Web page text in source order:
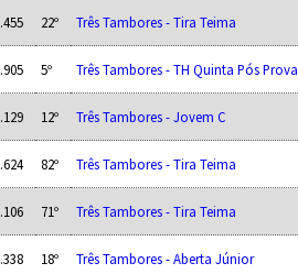
22º Três Tambores - Tira Teima
5º Três Tambores - TH Quinta Pós Prova
12º Três Tambores - Jovem C
82º Três Tambores - Tira Teima
71º Três Tambores - Tira Teima
18º Três Tambores - Aberta Júnior